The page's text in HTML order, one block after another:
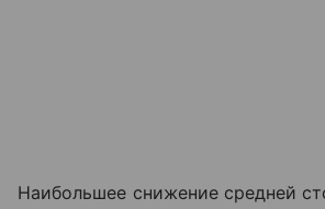
Наибольшее снижение средней